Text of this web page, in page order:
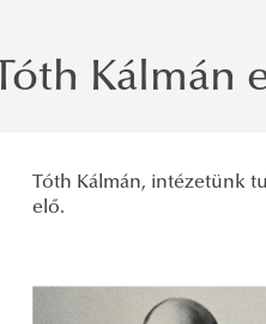
Tóth Kálmán
Tóth Kálmán, intézetünk
elő.